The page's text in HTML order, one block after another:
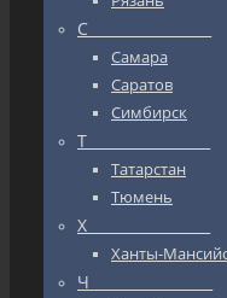
С_________________
Самара
Саратов
Симбирск
Т_________________
Татарстан
Тюмень
Х_________________
Ханты-
Ч_________________